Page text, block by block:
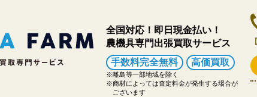
全国対応！即日現金払い！
農機具専門出張買取サービス
手数料完全無料
高価買取
離島等一部地域を除く
商材によっては査定料金が発生する場合が
ございます